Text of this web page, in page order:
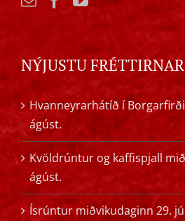
NÝJUSTU FRÉTTIRNAR
Hvanneyrarhátíð í
ágúst.
Kvöldrúntur og kaffispjall
ágúst.
Ísrúntur miðvikudaginn 29.